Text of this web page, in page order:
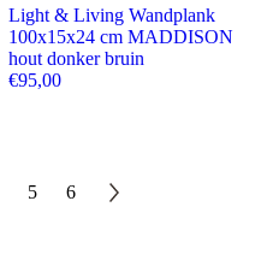
Light & Living Wandplank
100x15x24 cm MADDISON
hout donker bruin
€95,00
5 6